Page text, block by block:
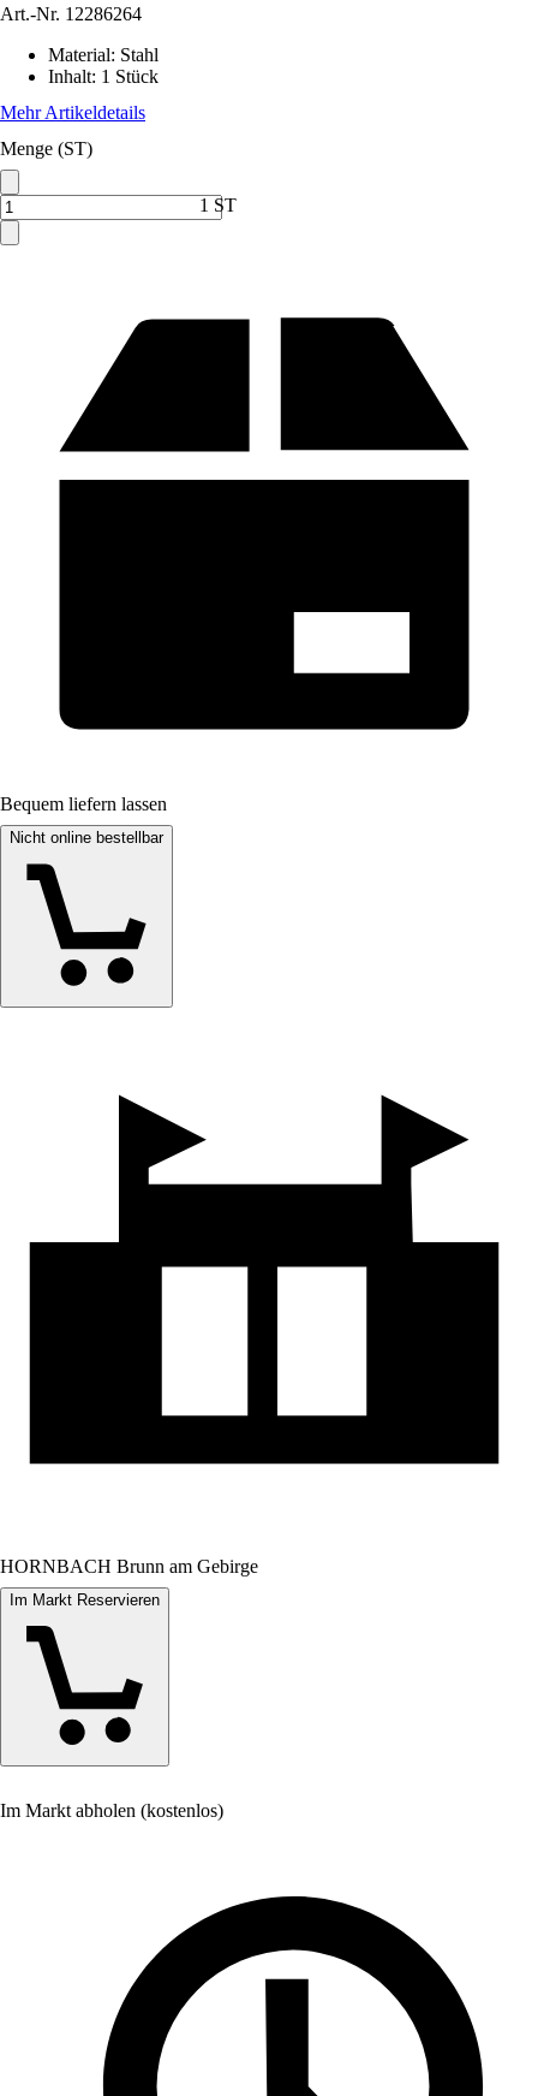
Art.-Nr. 12286264
Material: Stahl
Inhalt: 1 Stück
Mehr Artikeldetails
Menge (ST)
1 ST
Bequem liefern lassen
Nicht online bestellbar
HORNBACH Brunn am Gebirge
Im Markt Reservieren
Im Markt abholen (kostenlos)